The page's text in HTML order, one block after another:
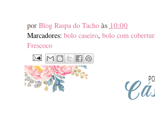
por Blog Raspa do Tacho às 10:00
Marcadores: bolo caseiro, bolo com
Frescoco